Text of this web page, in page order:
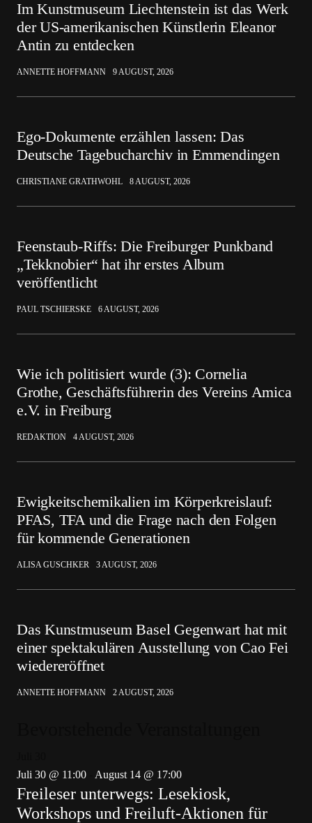
Im Kunstmuseum Liechtenstein ist das Werk
der US-amerikanischen Künstlerin Eleanor
Antin zu entdecken
ANNETTE HOFFMANN 9 AUGUST, 2026
Ego-Dokumente erzählen lassen: Das
Deutsche Tagebucharchiv in Emmendingen
CHRISTIANE GRATHWOHL 8 AUGUST, 2026
Feenstaub-Riffs: Die Freiburger Punkband
„Tekknobier“ hat ihr erstes Album
veröffentlicht
PAUL TSCHIERSKE 6 AUGUST, 2026
Wie ich politisiert wurde (3): Cornelia
Grothe, Geschäftsführerin des Vereins Amica
e.V. in Freiburg
REDAKTION 4 AUGUST, 2026
Ewigkeitschemikalien im Körperkreislauf:
PFAS, TFA und die Frage nach den Folgen
für kommende Generationen
ALISA GUSCHKER 3 AUGUST, 2026
Das Kunstmuseum Basel Gegenwart hat mit
einer spektakulären Ausstellung von Cao Fei
wiedereröffnet
ANNETTE HOFFMANN 2 AUGUST, 2026
Juli 30 @ 11:00
August 14 @ 17:00
Freileser unterwegs: Lesekiosk,
Workshops und Freiluft-Aktionen für